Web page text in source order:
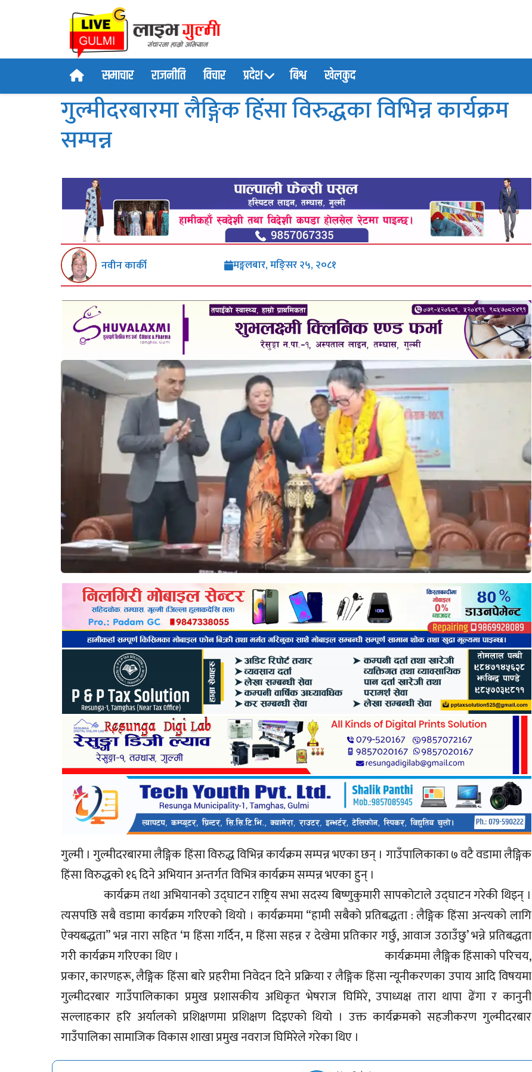
समाचार राजनीति विचार प्रदेश बिश्व खेलकुद
गुल्मीदरबारमा लैङ्गिक हिंसा विरुद्धका विभिन्न कार्यक्रम
सम्पन्न
नवीन कार्की मङ्गलबार, मङि्सर २५, २०८१
गुल्मी । गुल्मीदरबारमा लैङ्गिक हिंसा विरुद्ध विभिन्न कार्यक्रम सम्पन्न भएका छन् । गाउँपालिकाका ७ वटै वडामा लैङ्गिक
हिंसा विरुद्धको १६ दिने अभियान अन्तर्गत विभित्र कार्यक्रम सम्पन्न भएका हुन् ।
कार्यक्रम तथा अभियानकाे उद्घाटन राष्ट्रिय सभा सदस्य बिष्णुकुमारी सापकोटाले उद्घाटन गरेकी थिइन् ।
त्यसपछि सबै वडामा कार्यक्रम गरिएको थियो । कार्यक्रममा “हामी सबैकाे प्रतिबद्धता : लैङ्गिक हिंसा अन्त्यकाे लागि
ऐक्यबद्धता” भन्न नारा सहित ‘म हिंसा गर्दिन, म हिंसा सहन्न र देखेमा प्रतिकार गर्छु, आवाज उठाउँछु’ भन्ने प्रतिबद्धता
गरी कार्यक्रम गरिएका थिए । कार्यक्रममा लैङ्गिक हिंसाको परिचय,
प्रकार, कारणहरू, लैङ्गिक हिंसा बारे प्रहरीमा निवेदन दिने प्रक्रिया र लैङ्गिक हिंसा न्यूनीकरणका उपाय आदि विषयमा
गुल्मीदरबार गाउँपालिकाका प्रमुख प्रशासकीय अधिकृत भेषराज घिमिरे, उपाध्यक्ष तारा थापा ढेंगा र कानुनी
सल्लाहकार हरि अर्यालको प्रशिक्षणमा प्रशिक्षण दिइएको थियो । उक्त कार्यक्रमको सहजीकरण गुल्मीदरबार
गाउँपालिका सामाजिक विकास शाखा प्रमुख नवराज घिमिरेले गरेका थिए ।